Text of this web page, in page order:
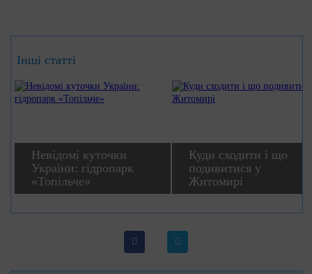
Інші статті
Невідомі куточки
України: гідропарк
«Топільче»
Куди сходити і що
подивитися у
Житомирі